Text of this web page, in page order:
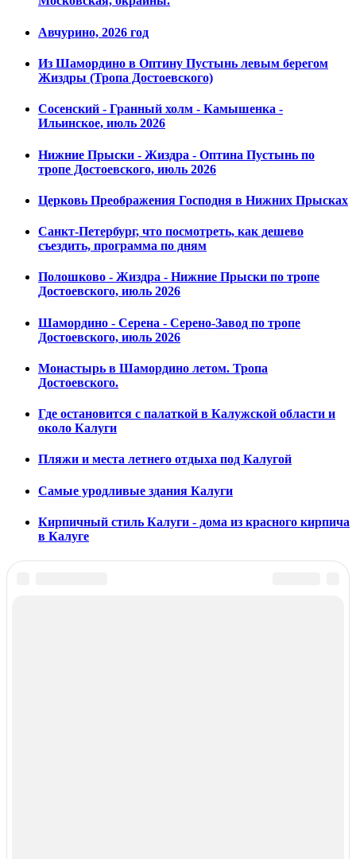
Авчурино, 2026 год
Из Шамордино в Оптину Пустынь левым берегом
Жиздры (Тропа Достоевского)
Сосенский - Гранный холм - Камышенка -
Ильинское, июль 2026
Нижние Прыски - Жиздра - Оптина Пустынь по
тропе Достоевского, июль 2026
Церковь Преображения Господня в Нижних Прысках
Санкт-Петербург, что посмотреть, как дешево
съездить, программа по дням
Полошково - Жиздра - Нижние Прыски по тропе
Достоевского, июль 2026
Шамордино - Серена - Серено-Завод по тропе
Достоевского, июль 2026
Монастырь в Шамордино летом. Тропа
Достоевского.
Где остановится с палаткой в Калужской области и
около Калуги
Пляжи и места летнего отдыха под Калугой
Самые уродливые здания Калуги
Кирпичный стиль Калуги - дома из красного кирпича
в Калуге